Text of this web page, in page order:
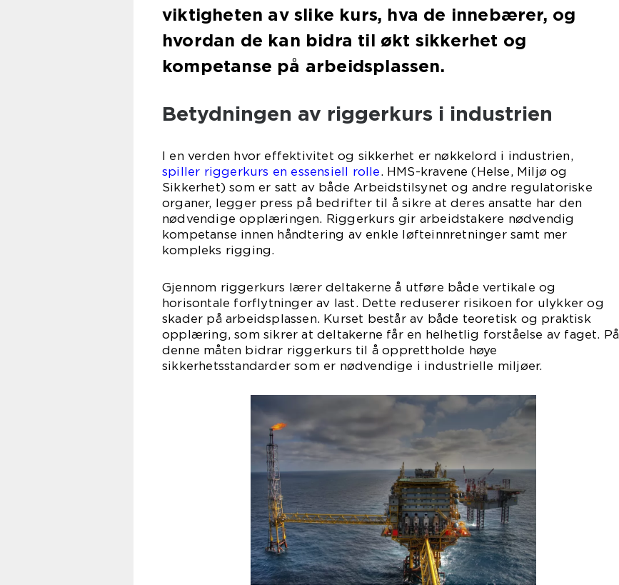
viktigheten av slike kurs, hva de innebærer, og
hvordan de kan bidra til økt sikkerhet og
kompetanse på arbeidsplassen.
Betydningen av riggerkurs i industrien
I en verden hvor effektivitet og sikkerhet er nøkkelord i industrien,
spiller riggerkurs en essensiell rolle. HMS-kravene (Helse, Miljø og
Sikkerhet) som er satt av både Arbeidstilsynet og andre regulatoriske
organer, legger press på bedrifter til å sikre at deres ansatte har den
nødvendige opplæringen. Riggerkurs gir arbeidstakere nødvendig
kompetanse innen håndtering av enkle løfteinnretninger samt mer
kompleks rigging.
Gjennom riggerkurs lærer deltakerne å utføre både vertikale og
horisontale forflytninger av last. Dette reduserer risikoen for ulykker og
skader på arbeidsplassen. Kurset består av både teoretisk og praktisk
opplæring, som sikrer at deltakerne får en helhetlig forståelse av faget. På
denne måten bidrar riggerkurs til å opprettholde høye
sikkerhetsstandarder som er nødvendige i industrielle miljøer.